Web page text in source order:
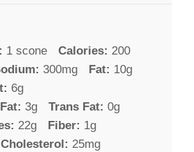
1 scone Calories: 200
300mg Fat: 10g
6g
3g Trans Fat: 0g
22g Fiber: 1g
Cholesterol: 25mg